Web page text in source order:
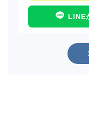
LINE